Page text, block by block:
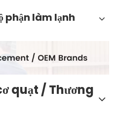
phận làm lạnh
quạt / Thương